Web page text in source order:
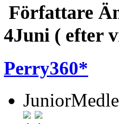
Författare
4Juni ( efter
Perry360*